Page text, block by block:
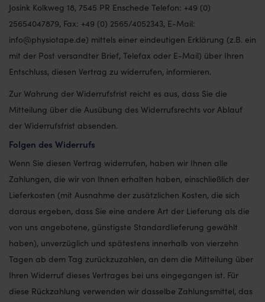
Josink Kolkweg 18, 7545 PR Enschede Telefon: +49 (0)
25654047879, Fax: +49 (0) 2565/4052343, E-Mail:
info@physiotape.de) mittels einer eindeutigen Erklärung (z.B. ein
mit der Post versandter Brief, Telefax oder E-Mail) über Ihren
Entschluss, diesen Vertrag zu widerrufen, informieren.
Zur Wahrung der Widerrufsfrist reicht es aus, dass Sie die
Mitteilung über die Ausübung des Widerrufsrechts vor Ablauf
der Widerrufsfrist absenden.
Folgen des Widerrufs
Wenn Sie diesen Vertrag widerrufen, haben wir Ihnen alle
Zahlungen, die wir von Ihnen erhalten haben, einschließlich der
Lieferkosten (mit Ausnahme der zusätzlichen Kosten, die sich
daraus ergeben, dass Sie eine andere Art der Lieferung als die
von uns angebotene, günstigste Standardlieferung gewählt
haben), unverzüglich und spätestens innerhalb von vierzehn
Tagen ab dem Tag zurückzuzahlen, an dem die Mitteilung über
Ihren Widerruf dieses Vertrages bei uns eingegangen ist. Für
diese Rückzahlung verwenden wir dasselbe Zahlungsmittel, das